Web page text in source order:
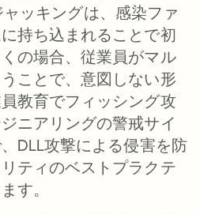
ッキングは、感染ファ
持ち込まれることで初
の場合、従業員がマル
ことで、意図しない形
教育でフィッシング攻
ニアリングの警戒サイ
DLL攻撃による侵害を防
ティのベストプラクテ
す。